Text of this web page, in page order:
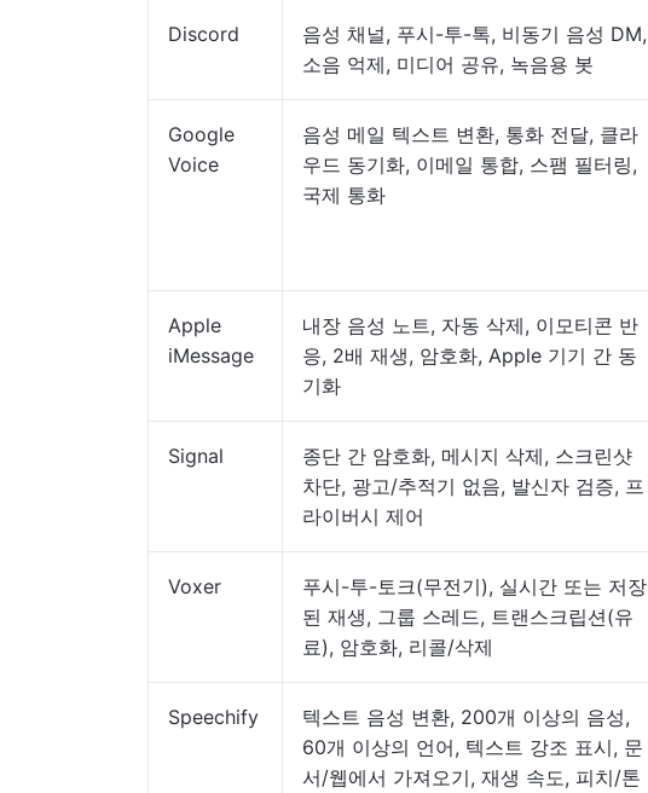
Discord
음성 채널, 푸시-투-톡, 비동기 음성 DM,
소음 억제, 미디어 공유, 녹음용 봇
Google
Voice
음성 메일 텍스트 변환, 통화 전달, 클라
우드 동기화, 이메일 통합, 스팸 필터링,
국제 통화
Apple
iMessage
내장 음성 노트, 자동 삭제, 이모티콘 반
응, 2배 재생, 암호화, Apple 기기 간 동
기화
Signal
종단 간 암호화, 메시지 삭제, 스크린샷
차단, 광고/추적기 없음, 발신자 검증, 프
라이버시 제어
Voxer
푸시-투-토크(무전기), 실시간 또는 저장
된 재생, 그룹 스레드, 트랜스크립션(유
료), 암호화, 리콜/삭제
Speechify
텍스트 음성 변환, 200개 이상의 음성,
60개 이상의 언어, 텍스트 강조 표시, 문
서/웹에서 가져오기, 재생 속도, 피치/톤